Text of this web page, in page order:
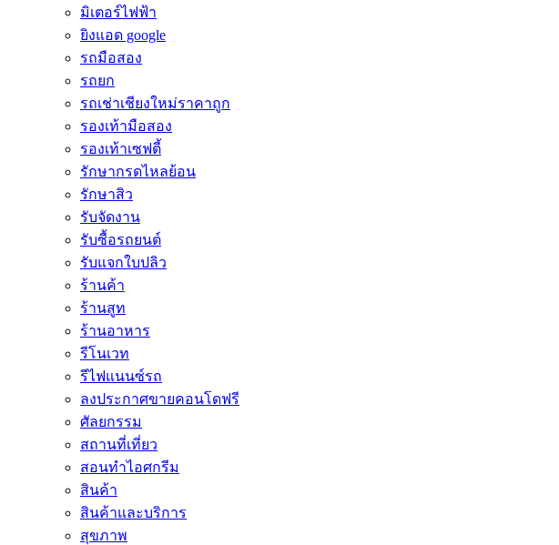
มิเตอร์ไฟฟ้า
ยิงแอด google
รถมือสอง
รถยก
รถเช่าเชียงใหม่ราคาถูก
รองเท้ามือสอง
รองเท้าเซฟตี้
รักษากรดไหลย้อน
รักษาสิว
รับจัดงาน
รับซื้อรถยนต์
รับแจกใบปลิว
ร้านค้า
ร้านสูท
ร้านอาหาร
รีโนเวท
รีไฟแนนซ์รถ
ลงประกาศขายคอนโดฟรี
ศัลยกรรม
สถานที่เที่ยว
สอนทำไอศกรีม
สินค้า
สินค้าและบริการ
สุขภาพ